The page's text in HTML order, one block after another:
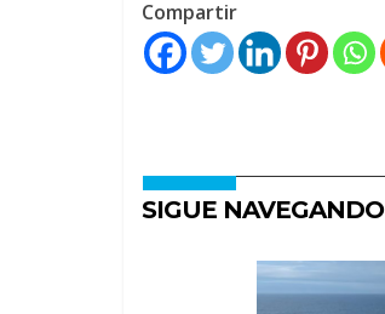
Compartir
SIGUE NAVEGANDO